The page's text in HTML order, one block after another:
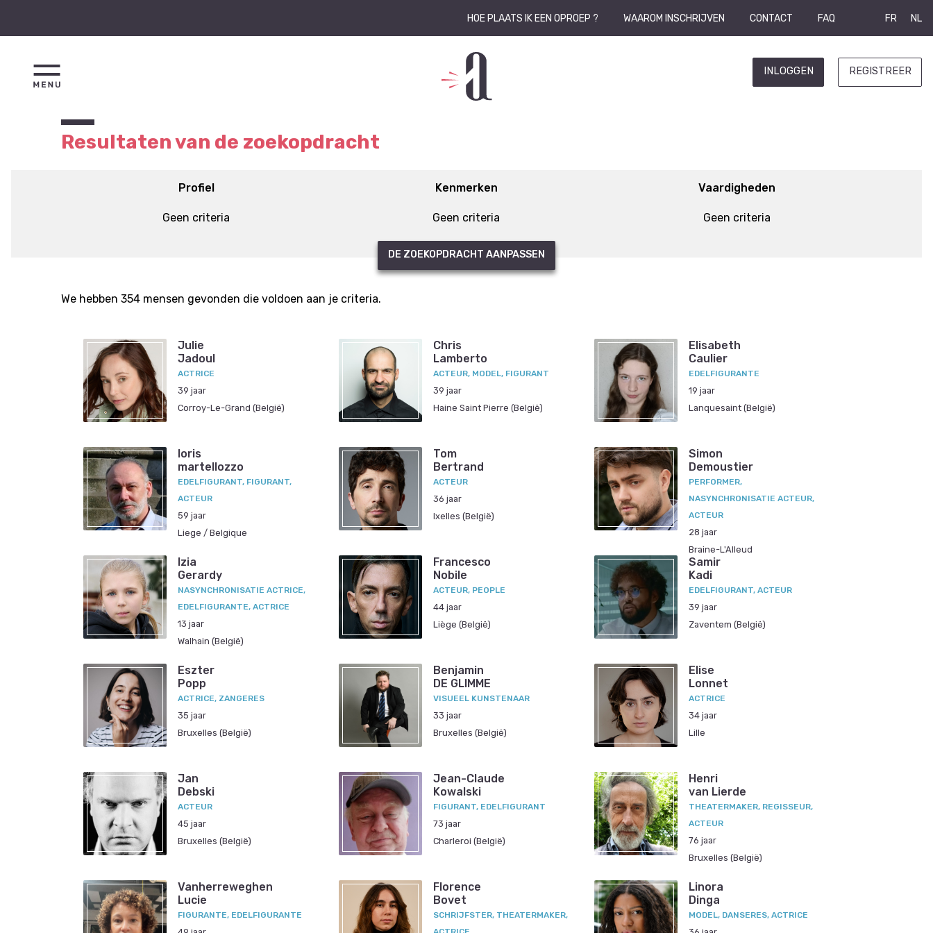
HOE PLAATS IK EEN OPROEP ? WAAROM INSCHRIJVEN CONTACT FAQ FR NL
INLOGGEN REGISTREER
Resultaten van de zoekopdracht
Profiel
Geen criteria
Kenmerken
Geen criteria
Vaardigheden
Geen criteria
DE ZOEKOPDRACHT AANPASSEN
We hebben 354 mensen gevonden die voldoen aan je criteria.
Julie
Jadoul
ACTRICE
39 jaar
Corroy-Le-Grand (België)
Chris
Lamberto
ACTEUR, MODEL, FIGURANT
39 jaar
Haine Saint Pierre (België)
Elisabeth
Caulier
EDELFIGURANTE
19 jaar
Lanquesaint (België)
loris
martellozzo
EDELFIGURANT, FIGURANT,
ACTEUR
59 jaar
Liege / Belgique
Tom
Bertrand
ACTEUR
36 jaar
Ixelles (België)
Simon
Demoustier
PERFORMER,
NASYNCHRONISATIE ACTEUR,
ACTEUR
28 jaar
Braine-L'Alleud
Izia
Gerardy
NASYNCHRONISATIE ACTRICE,
EDELFIGURANTE, ACTRICE
13 jaar
Walhain (België)
Francesco
Nobile
ACTEUR, PEOPLE
44 jaar
Liège (België)
Samir
Kadi
EDELFIGURANT, ACTEUR
39 jaar
Zaventem (België)
Eszter
Popp
ACTRICE, ZANGERES
35 jaar
Bruxelles (België)
Benjamin
DE GLIMME
VISUEEL KUNSTENAAR
33 jaar
Bruxelles (België)
Elise
Lonnet
ACTRICE
34 jaar
Lille
Jan
Debski
ACTEUR
45 jaar
Bruxelles (België)
Jean-Claude
Kowalski
FIGURANT, EDELFIGURANT
73 jaar
Charleroi (België)
Henri
van Lierde
THEATERMAKER, REGISSEUR,
ACTEUR
76 jaar
Bruxelles (België)
Vanherreweghen
Lucie
FIGURANTE, EDELFIGURANTE
Florence
Bovet
SCHRIJFSTER, THEATERMAKER,
Linora
Dinga
MODEL, DANSERES, ACTRICE